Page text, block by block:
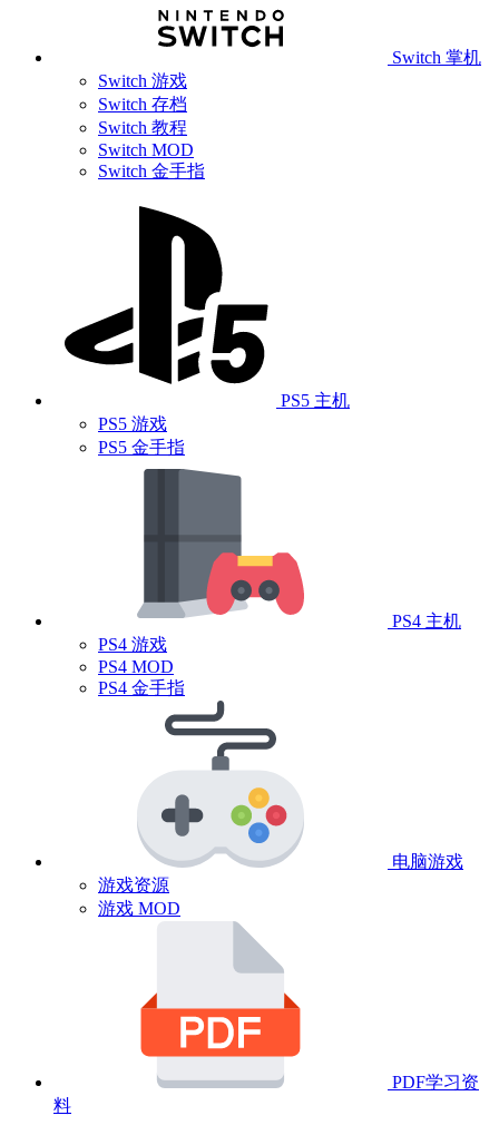
Switch 掌机
Switch 游戏
Switch 存档
Switch 教程
Switch MOD
Switch 金手指
PS5 主机
PS5 游戏
PS5 金手指
PS4 主机
PS4 游戏
PS4 MOD
PS4 金手指
电脑游戏
游戏资源
游戏 MOD
PDF学习资
料